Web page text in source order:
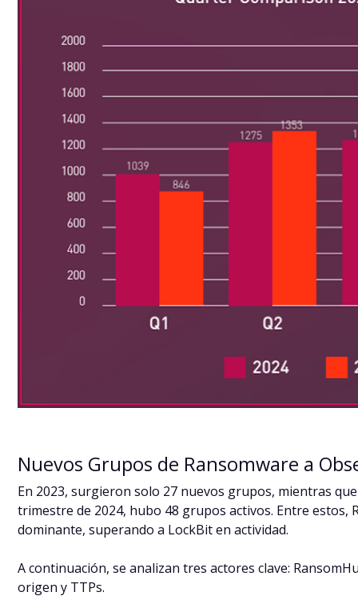
Nuevos Grupos de Ransomware a
En 2023, surgieron solo 27 nuevos grupos, mientras
trimestre de 2024, hubo 48 grupos activos. Entre estos,
dominante, superando a LockBit en actividad.
A continuación, se analizan tres actores clave:
origen y TTPs.